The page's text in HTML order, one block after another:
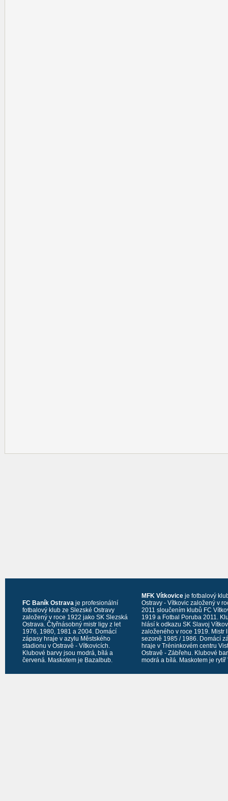
FC Baník Ostrava je profesionální
fotbalový klub ze Slezské Ostravy
založený v roce 1922 jako SK Slezská
Ostrava. Čtyřnásobný mistr ligy z let
1976, 1980, 1981 a 2004. Domácí
zápasy hraje v azylu Městského
stadionu v Ostravě - Vítkovicích.
Klubové barvy jsou modrá, bílá a
červená. Maskotem je Bazalbub.
MFK Vítkovice je fotbalový
Ostravy - Vítkovic založený v
2011 sloučením klubů FC
1919 a Fotbal Poruba 2011.
hlásí k odkazu SK Slavoj
založeného v roce 1919. Mistr
sezoně 1985 / 1986. Domácí
hraje v Tréninkovém centru
Ostravě - Zábřehu. Klubové
modrá a bílá. Maskotem je rytíř